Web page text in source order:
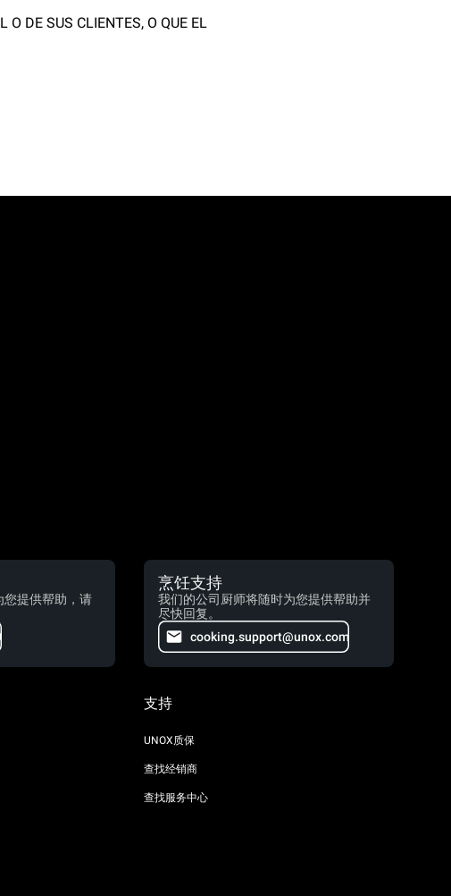
O DE SUS CLIENTES, O QUE EL
您提供帮助，请
烹饪支持
我们的公司厨师将随时为您提供帮助并
尽快回复。
cooking.support@unox.com
支持
UNOX质保
查找经销商
查找服务中心